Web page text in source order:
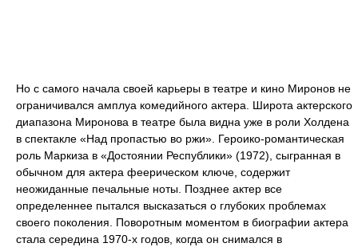
Но с самого начала своей карьеры в театре и кино Миронов не
ограничивался амплуа комедийного актера. Широта актерского
диапазона Миронова в театре была видна уже в роли Холдена
в спектакле «Над пропастью во ржи». Героико-романтическая
роль Маркиза в «Достоянии Республики» (1972), сыгранная в
обычном для актера феерическом ключе, содержит
неожиданные печальные ноты. Позднее актер все
определеннее пытался высказаться о глубоких проблемах
своего поколения. Поворотным моментом в биографии актера
стала середина 1970-х годов, когда он снимался в